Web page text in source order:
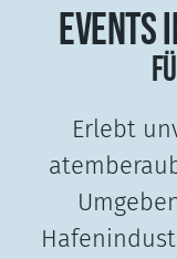
EVENTS
Erlebt